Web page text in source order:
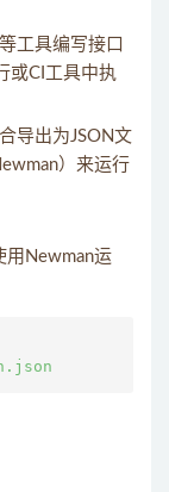
工具编写接口
或CI工具中执
导出为JSON文
）来运行
用Newman运